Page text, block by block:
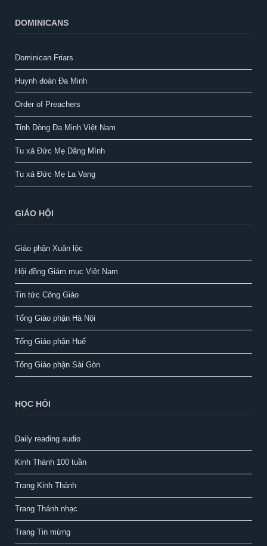
DOMINICANS
Dominican Friars
Huynh đoàn Đa Minh
Order of Preachers
Tỉnh Dòng Đa Minh Việt Nam
Tu xá Đức Mẹ Dâng Mình
Tu xá Đức Mẹ La Vang
GIÁO HỘI
Giáo phận Xuân lộc
Hội đồng Giám mục Việt Nam
Tin tức Công Giáo
Tổng Giáo phận Hà Nội
Tổng Giáo phận Huế
Tổng Giáo phận Sài Gòn
HỌC HỎI
Daily reading audio
Kinh Thánh 100 tuần
Trang Kinh Thánh
Trang Thánh nhạc
Trang Tin mừng